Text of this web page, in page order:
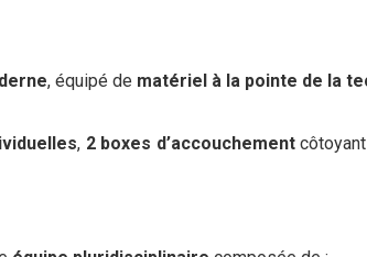
, équipé de matériel à la pointe de la
, 2 boxes d’accouchementcôtoyant